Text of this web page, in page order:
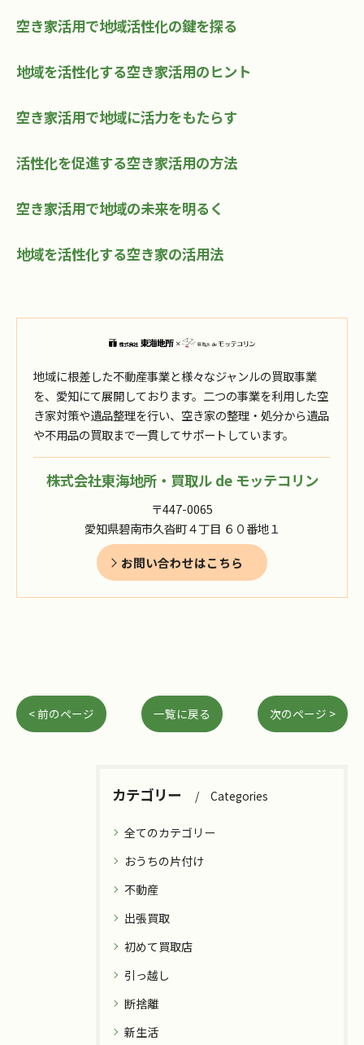
空き家活用で地域活性化の鍵を探る
地域を活性化する空き家活用のヒント
空き家活用で地域に活力をもたらす
活性化を促進する空き家活用の方法
空き家活用で地域の未来を明るく
地域を活性化する空き家の活用法
地域に根差した不動産事業と様々なジャンルの買取事業
を、愛知にて展開しております。二つの事業を利用した空
き家対策や遺品整理を行い、空き家の整理・処分から遺品
や不用品の買取まで一貫してサポートしています。
株式会社東海地所・買取ル de モッテコリン
〒447-0065
愛知県碧南市久沓町４丁目 ６０番地１
お問い合わせはこちら
< 前のページ 一覧に戻る 次のページ >
カテゴリー Categories
全てのカテゴリー
おうちの片付け
不動産
出張買取
初めて買取店
引っ越し
断捨離
新生活